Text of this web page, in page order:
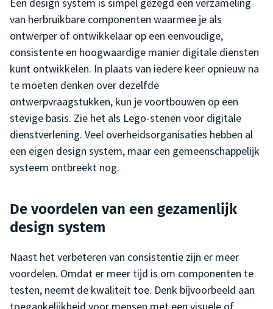
van herbruikbare componenten waarmee je als
ontwerper of ontwikkelaar op een eenvoudige,
consistente en hoogwaardige manier digitale diensten
kunt ontwikkelen. In plaats van iedere keer opnieuw na
te moeten denken over dezelfde
ontwerpvraagstukken, kun je voortbouwen op een
stevige basis. Zie het als Lego-stenen voor digitale
dienstverlening. Veel overheidsorganisaties hebben al
een eigen design system, maar een gemeenschappelijk
systeem ontbreekt nog.
De voordelen van een gezamenlijk
design system
Naast het verbeteren van consistentie zijn er meer
voordelen. Omdat er meer tijd is om componenten te
testen, neemt de kwaliteit toe. Denk bijvoorbeeld aan